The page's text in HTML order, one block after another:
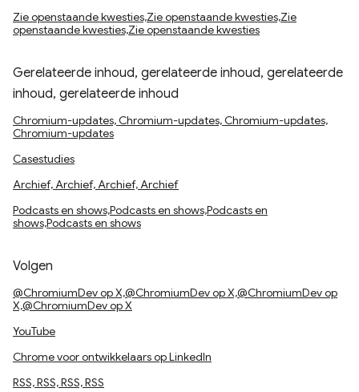
Zie openstaande kwesties,Zie openstaande kwesties,Zie
openstaande kwesties,Zie openstaande kwesties
Gerelateerde inhoud, gerelateerde inhoud, gerelateerde
inhoud, gerelateerde inhoud
Chromium-updates, Chromium-updates, Chromium-updates,
Chromium-updates
Casestudies
Archief, Archief, Archief, Archief
Podcasts en shows,Podcasts en shows,Podcasts en
shows,Podcasts en shows
Volgen
@ChromiumDev op X,@ChromiumDev op X,@ChromiumDev op
X,@ChromiumDev op X
YouTube
Chrome voor ontwikkelaars op LinkedIn
RSS, RSS, RSS, RSS